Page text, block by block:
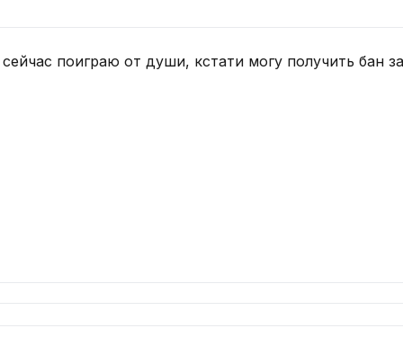
поиграю от души, кстати могу получить бан